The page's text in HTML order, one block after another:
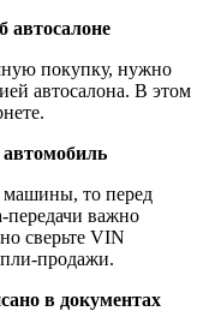
автосалоне
покупку, нужно
автосалона. В этом
машины, то перед
передачи важно
сверьте VIN
продажи.
в документах